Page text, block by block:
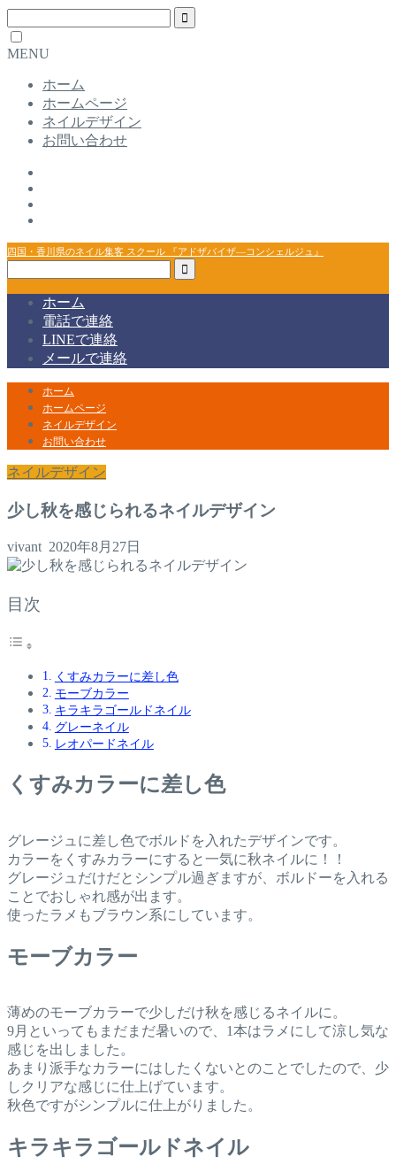
MENU
ホーム
ホームページ
ネイルデザイン
お問い合わせ
四国・香川県のネイル集客 スクール 『アドザバイザ―コンシェルジュ』
ホーム
電話で連絡
LINEで連絡
メールで連絡
ホーム
ホームページ
ネイルデザイン
お問い合わせ
ネイルデザイン
少し秋を感じられるネイルデザイン
vivant 2020年8月27日
目次
くすみカラーに差し色
モーブカラー
キラキラゴールドネイル
グレーネイル
レオパードネイル
くすみカラーに差し色
グレージュに差し色でボルドを入れたデザインです。
カラーをくすみカラーにすると一気に秋ネイルに！！
グレージュだけだとシンプル過ぎますが、ボルドーを入れる
ことでおしゃれ感が出ます。
使ったラメもブラウン系にしています。
モーブカラー
薄めのモーブカラーで少しだけ秋を感じるネイルに。
9月といってもまだまだ暑いので、1本はラメにして涼し気な
感じを出しました。
あまり派手なカラーにはしたくないとのことでしたので、少
しクリアな感じに仕上げています。
秋色ですがシンプルに仕上がりました。
キラキラゴールドネイル